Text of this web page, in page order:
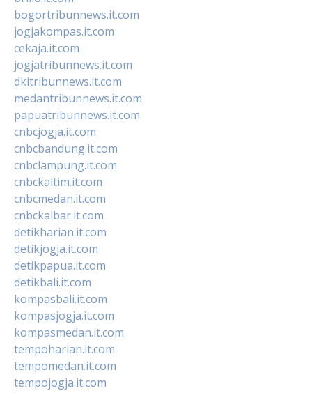
bogortribunnews.it.com
jogjakompas.it.com
cekaja.it.com
jogjatribunnews.it.com
dkitribunnews.it.com
medantribunnews.it.com
papuatribunnews.it.com
cnbcjogja.it.com
cnbcbandung.it.com
cnbclampung.it.com
cnbckaltim.it.com
cnbcmedan.it.com
cnbckalbar.it.com
detikharian.it.com
detikjogja.it.com
detikpapua.it.com
detikbali.it.com
kompasbali.it.com
kompasjogja.it.com
kompasmedan.it.com
tempoharian.it.com
tempomedan.it.com
tempojogja.it.com